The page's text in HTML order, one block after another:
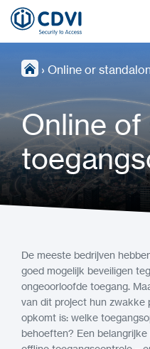
› Online or
Online of
De meeste bedrijven
goed mogelijk beveiligen
ongeoorloofde toegang.
van dit project hun zwakke
opkomt is: welke
behoeften? Een